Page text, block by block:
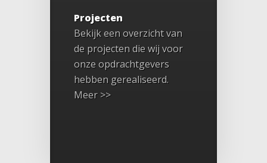
Projecten
Bekijk een overzicht van
de projecten die wij voor
onze opdrachtgevers
hebben gerealiseerd.
Meer >>